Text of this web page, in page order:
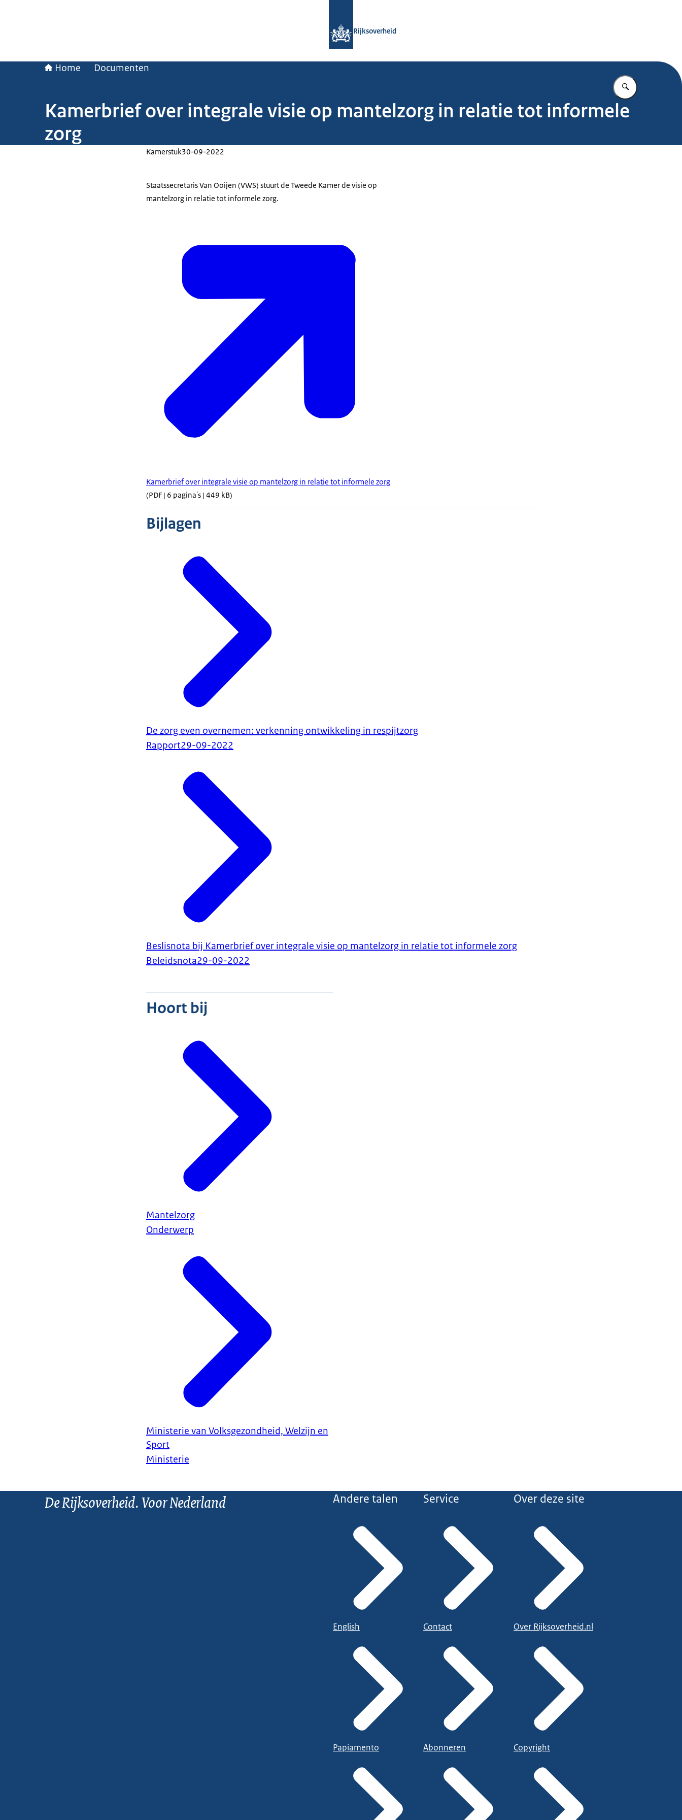
Rijksoverheid
Home Documenten
Vul in wat u
Kamerbrief over integrale visie op mantelzorg in relatie tot informele
zorg
Kamerstuk30-09-2022
Staatssecretaris Van Ooijen (VWS) stuurt de Tweede Kamer de visie op
mantelzorg in relatie tot informele zorg.
Kamerbrief over integrale visie op mantelzorg in relatie tot informele zorg
(PDF | 6 pagina's | 449 kB)
Bijlagen
De zorg even overnemen: verkenning ontwikkeling in respijtzorg
Rapport29-09-2022
Beslisnota bij Kamerbrief over integrale visie op mantelzorg in relatie tot informele zorg
Beleidsnota29-09-2022
Hoort bij
Mantelzorg
Onderwerp
Ministerie van Volksgezondheid, Welzijn en
Sport
Ministerie
De Rijksoverheid. Voor Nederland Andere talen
English
Papiamento
Service
Contact
Abonneren
Over deze site
Over Rijksoverheid.nl
Copyright